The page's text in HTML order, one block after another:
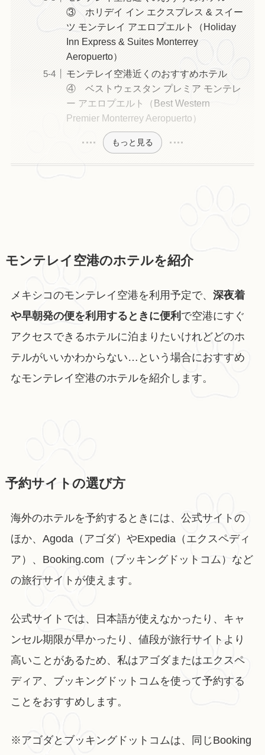
③ ホリデイ イン エクスプレス & スイー
ツ モンテレイ アエロプエルト（Holiday
Inn Express & Suites Monterrey
Aeropuerto）
モンテレイ空港近くのおすすめホテル
④ ベストウェスタン プレミア モンテレ
ー アエロプエルト（Best Western
Premier Monterrey Aeropuerto）
もっと見る
モンテレイ空港のホテルを紹介
メキシコのモンテレイ空港を利用予定で、 深夜着
や早朝発の便を利用するときに便利 で空港にすぐ
アクセスできるホテルに泊まりたいけれどどのホ
テルがいいかわからない…という場合におすすめ
なモンテレイ空港のホテルを紹介します。
予約サイトの選び方
海外のホテルを予約するときには、公式サイトの
ほか、Agoda（アゴダ）やExpedia（エクスペディ
ア）、Booking.com（ブッキングドットコム）など
の旅行サイトが使えます。
公式サイトでは、日本語が使えなかったり、キャ
ンセル期限が早かったり、値段が旅行サイトより
高いことがあるため、私はアゴダまたはエクスペ
ディア、ブッキングドットコムを使って予約する
ことをおすすめします。
※アゴダとブッキングドットコムは、同じBooking